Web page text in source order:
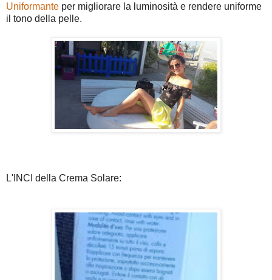
Uniformante per migliorare la luminosità e rendere uniforme
il tono della pelle.
L'INCI della Crema Solare: